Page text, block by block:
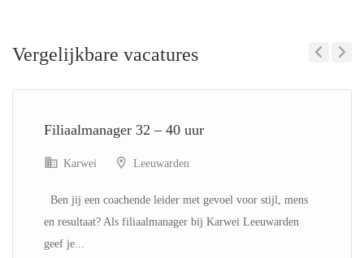
Vergelijkbare vacatures
Filiaalmanager 32 – 40 uur
Karwei Leeuwarden
Ben jij een coachende leider met gevoel voor stijl, mens
en resultaat? Als filiaalmanager bij Karwei Leeuwarden
geef je...